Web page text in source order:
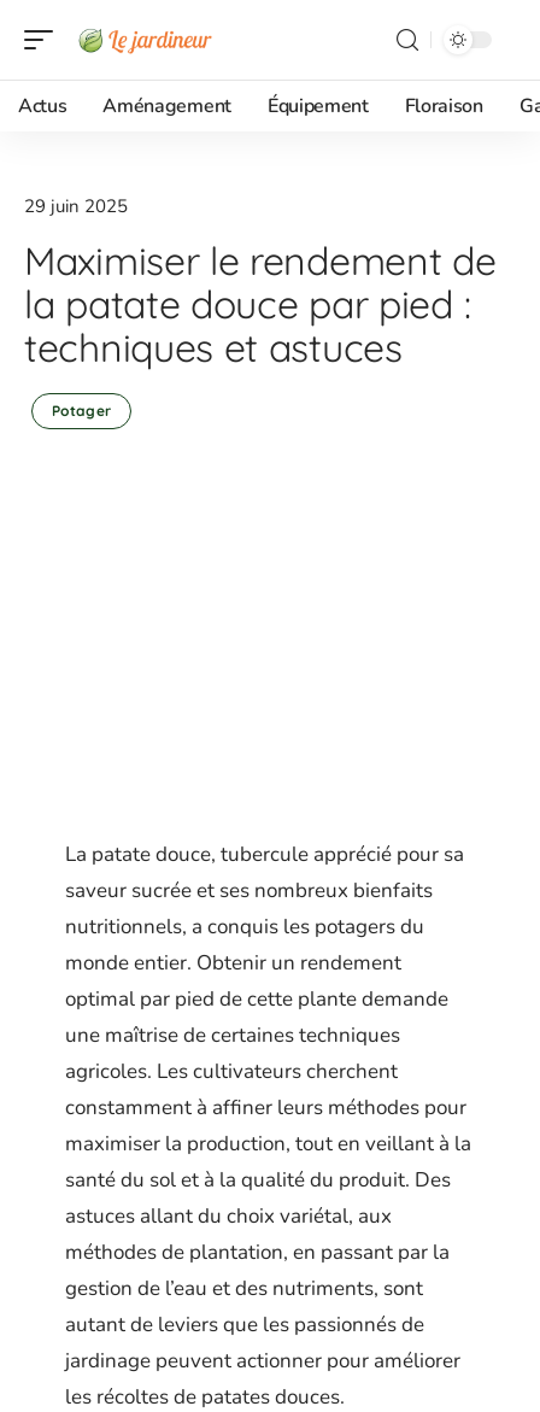
Actus Aménagement Équipement Floraison
29 juin 2025
Maximiser le rendement de
la patate douce par pied :
techniques et astuces
Potager
La patate douce, tubercule apprécié pour sa
saveur sucrée et ses nombreux bienfaits
nutritionnels, a conquis les potagers du
monde entier. Obtenir un rendement
optimal par pied de cette plante demande
une maîtrise de certaines techniques
agricoles. Les cultivateurs cherchent
constamment à affiner leurs méthodes pour
maximiser la production, tout en veillant à la
santé du sol et à la qualité du produit. Des
astuces allant du choix variétal, aux
méthodes de plantation, en passant par la
gestion de l’eau et des nutriments, sont
autant de leviers que les passionnés de
jardinage peuvent actionner pour améliorer
les récoltes de patates douces.